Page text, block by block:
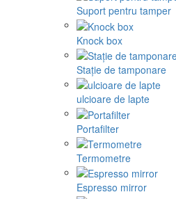
Suport pentru tamper
Knock box
Stație de tamponare
ulcioare de lapte
Portafilter
Termometre
Espresso mirror